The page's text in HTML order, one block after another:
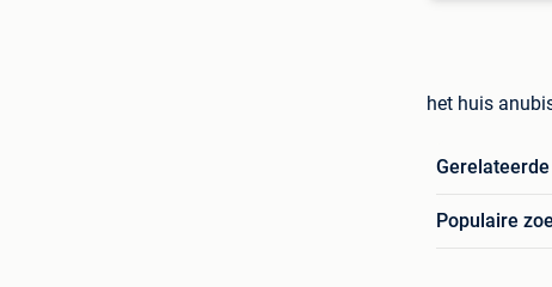
het huis
Populaire